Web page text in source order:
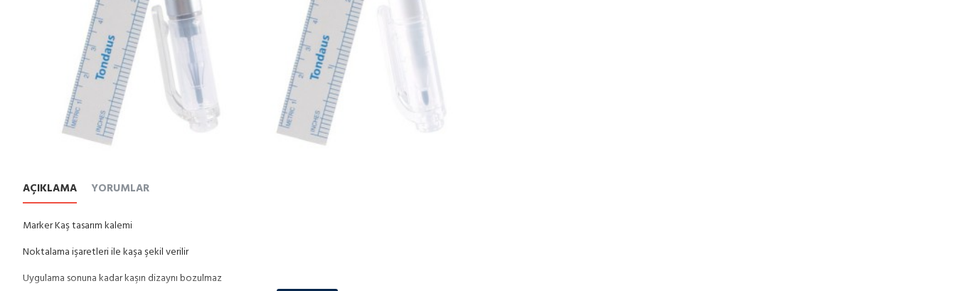
AÇIKLAMA YORUMLAR
Marker Kaş tasarım kalemi
Noktalama işaretleri ile kaşa şekil verilir
Uygulama sonuna kadar kaşın dizaynı bozulmaz